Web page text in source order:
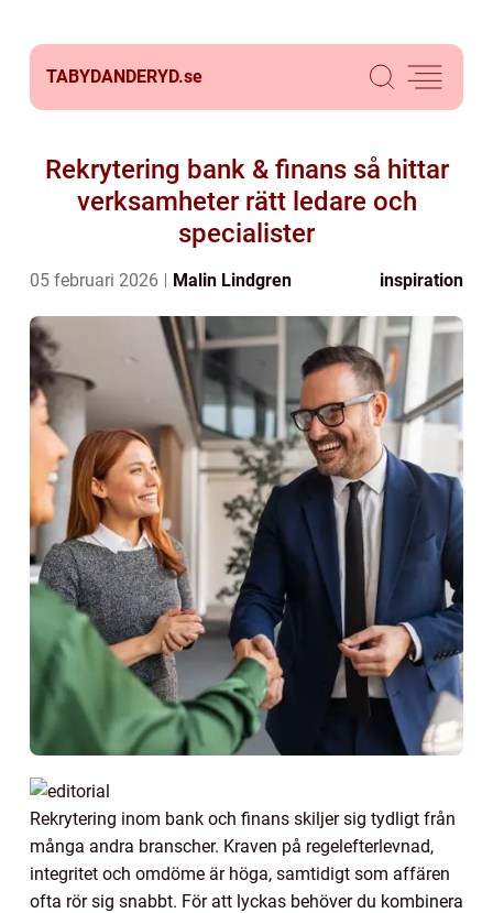
TABYDANDERYD.se
Rekrytering bank & finans så hittar
verksamheter rätt ledare och
specialister
05 februari 2026 Malin Lindgren inspiration
Rekrytering inom bank och finans skiljer sig tydligt från
många andra branscher. Kraven på regelefterlevnad,
integritet och omdöme är höga, samtidigt som affären
ofta rör sig snabbt. För att lyckas behöver du kombinera